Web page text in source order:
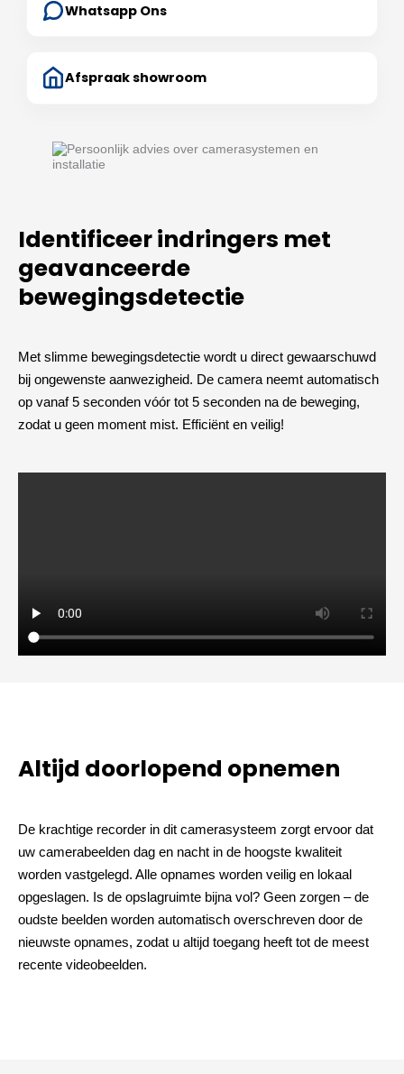
Whatsapp Ons
Afspraak showroom
Identificeer indringers met
geavanceerde
bewegingsdetectie
Met slimme bewegingsdetectie wordt u direct gewaarschuwd
bij ongewenste aanwezigheid. De camera neemt automatisch
op vanaf 5 seconden vóór tot 5 seconden na de beweging,
zodat u geen moment mist. Efficiënt en veilig!
Altijd doorlopend opnemen
De krachtige recorder in dit camerasysteem zorgt ervoor dat
uw camerabeelden dag en nacht in de hoogste kwaliteit
worden vastgelegd. Alle opnames worden veilig en lokaal
opgeslagen. Is de opslagruimte bijna vol? Geen zorgen – de
oudste beelden worden automatisch overschreven door de
nieuwste opnames, zodat u altijd toegang heeft tot de meest
recente videobeelden.